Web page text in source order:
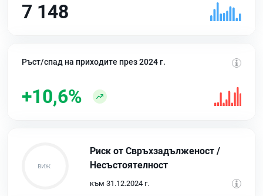
7 148
Ръст/спад на приходите през 2024 г.
+10,6%
Риск от Свръхзадълженост /
Несъстоятелност
към 31.12.2024 г.